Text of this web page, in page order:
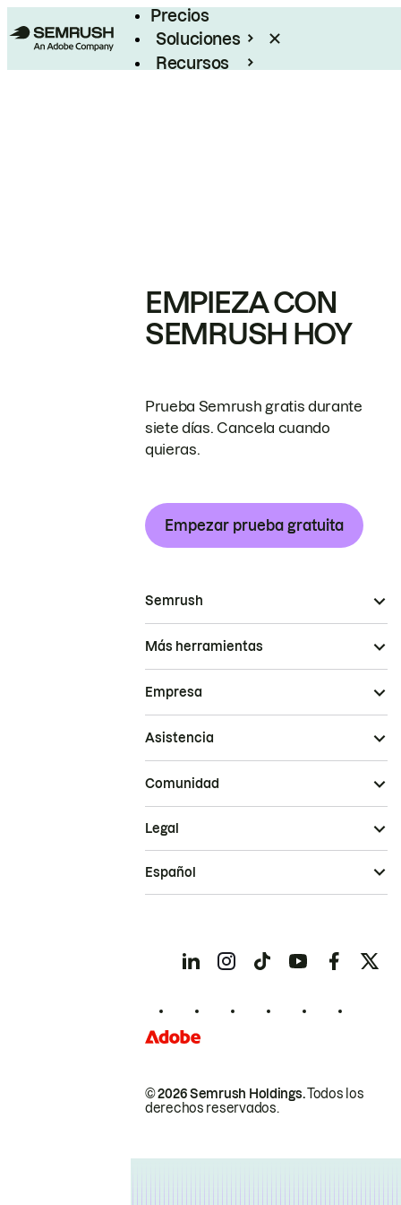
Precios
Soluciones
Recursos
EMPIEZA CON
SEMRUSH HOY
Prueba Semrush gratis durante
siete días. Cancela cuando
quieras.
Empezar prueba gratuita
Semrush
Más herramientas
Empresa
Asistencia
Comunidad
© 2026 Semrush Holdings.Todos los
derechos reservados.
Legal
Español